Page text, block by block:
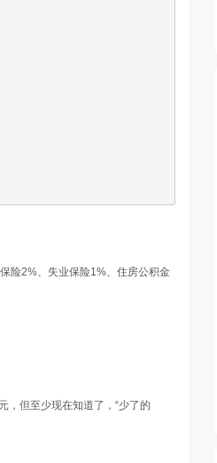
险2%、失业保险1%、住房公积金
，但至少现在知道了，“少了的